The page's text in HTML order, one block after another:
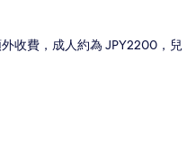
收費，成人約為 JPY2200，兒